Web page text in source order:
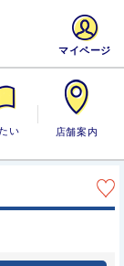
い 店舗案内
マイページ